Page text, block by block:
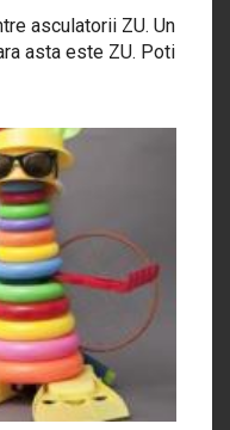
asculatorii ZU. Un
asta este ZU. Poti